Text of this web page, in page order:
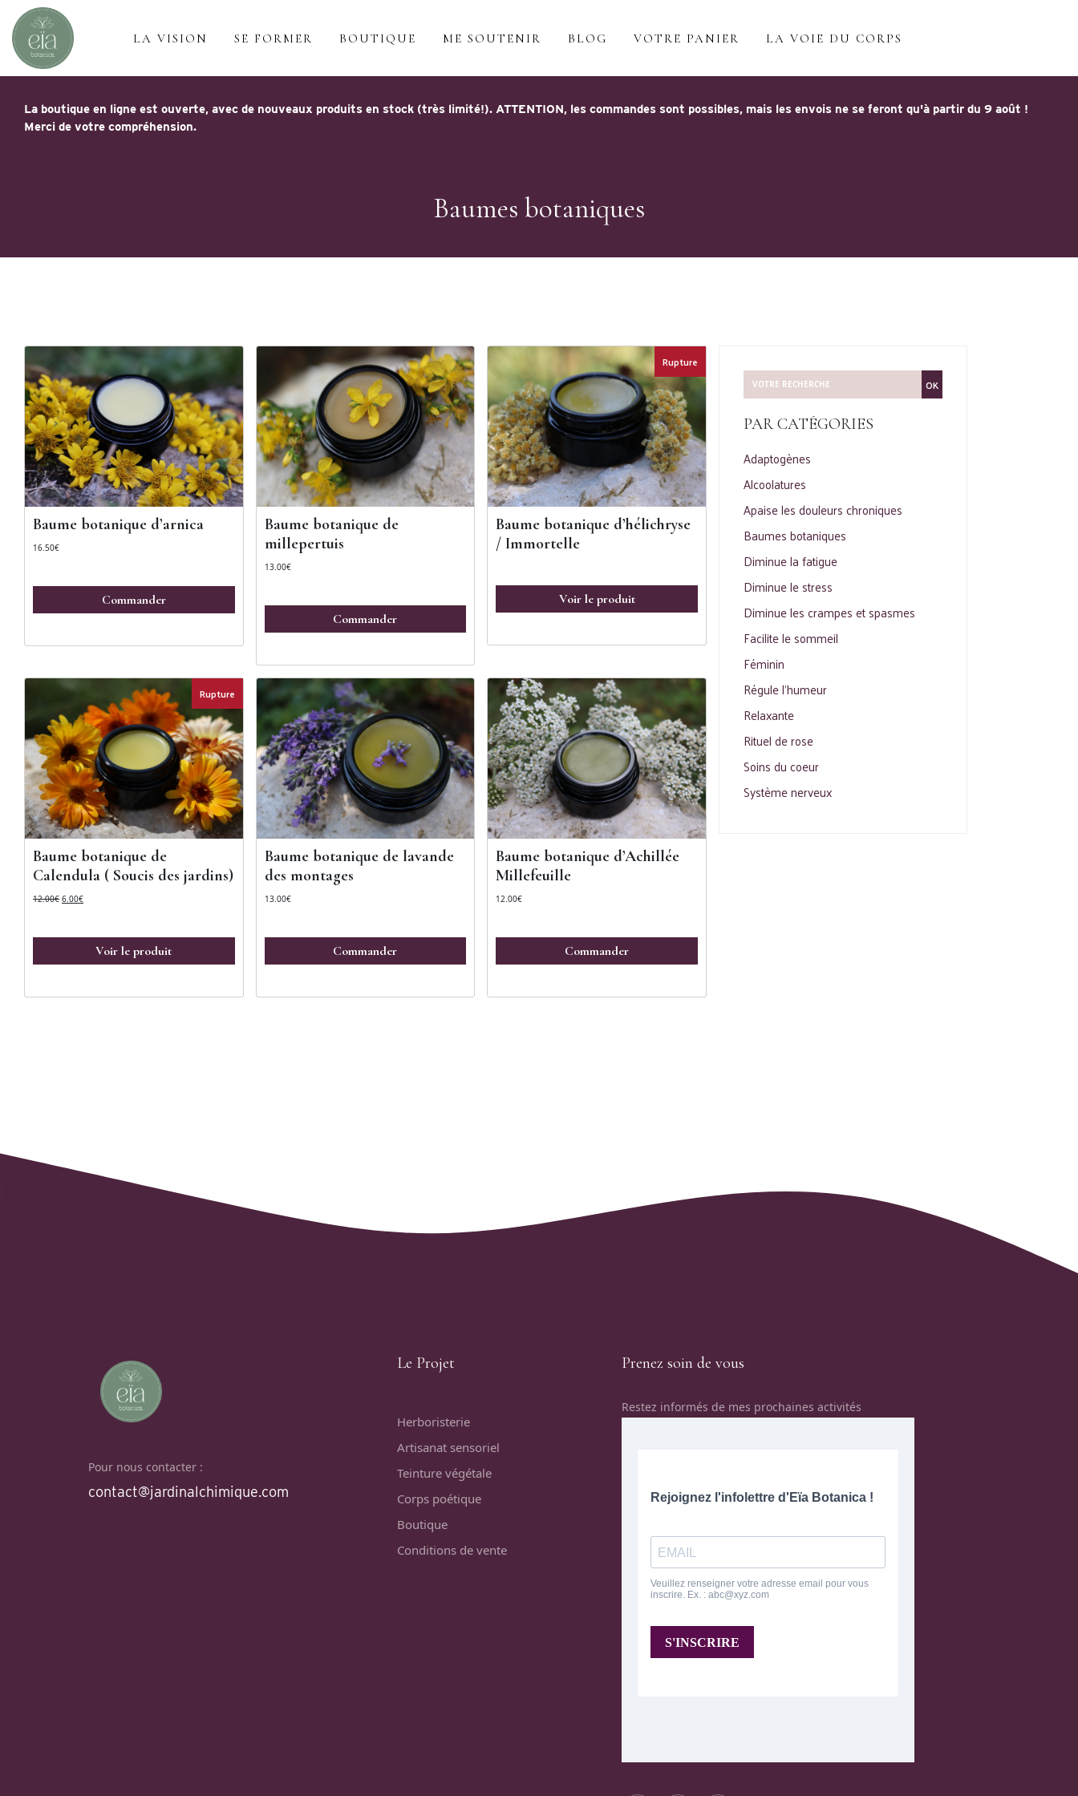
LA VISION SE FORMER BOUTIQUE ME SOUTENIR BLOG VOTRE PANIER LA VOIE DU CORPS
La boutique en ligne est ouverte, avec de nouveaux produits en stock (très limité!). ATTENTION, les commandes sont possibles, mais les envois ne se feront qu'à partir du 9 août !
Merci de votre compréhension.
Baumes botaniques
Baume botanique d’arnica
16.50€
Commander
Baume botanique de
millepertuis
13.00€
Commander
Baume botanique d’hélichryse
/ Immortelle
Rupture
Voir le produit
Baume botanique de
Calendula ( Soucis des jardins)
12.00€ Le
6.00€Le
6.00€.
Rupture
Voir le produit
Baume botanique de lavande
des montages
13.00€
Commander
Baume botanique d’Achillée
Millefeuille
12.00€
Commander
OK
PAR CATÉGORIES
Adaptogènes
Alcoolatures
Apaise les douleurs chroniques
Baumes botaniques
Diminue la fatigue
Diminue le stress
Diminue les crampes et spasmes
Facilite le sommeil
Féminin
Régule l'humeur
Relaxante
Rituel de rose
Soins du coeur
Système nerveux
Pour nous contacter :
contact@jardinalchimique.com
Le Projet
Herboristerie
Artisanat sensoriel
Teinture végétale
Corps poétique
Boutique
Conditions de vente
Prenez soin de vous
Restez informés de mes prochaines activités